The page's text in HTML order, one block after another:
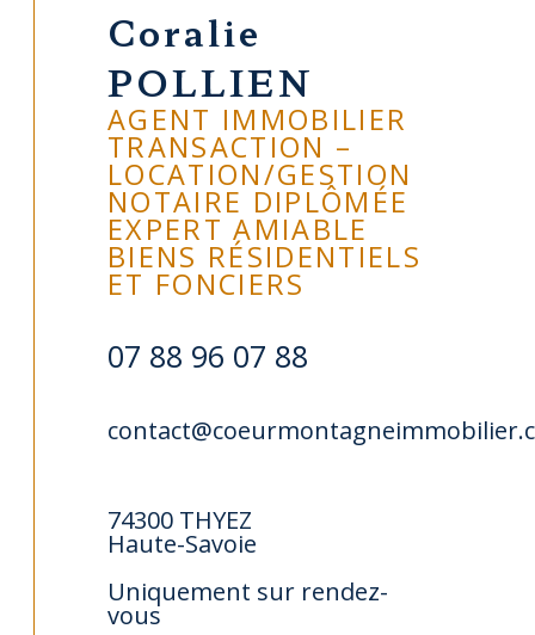
Coralie
POLLIEN
AGENT IMMOBILIER
TRANSACTION –
LOCATION/GESTION
NOTAIRE DIPLÔMÉE
EXPERT AMIABLE
BIENS RÉSIDENTIELS
ET FONCIERS
07 88 96 07 88
74300 THYEZ
Haute-Savoie
Uniquement sur rendez-
vous